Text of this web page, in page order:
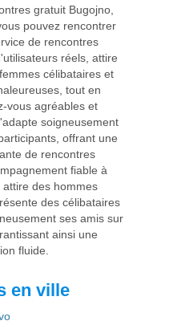
gratuit Bugojno,
pouvez rencontrer
de rencontres
réels, attire
célibataires et
tout en
vous agréables et
soigneusement
offrant une
de rencontres
fiable à
des hommes
des célibataires
ses amis sur
ainsi une
fluide.
en ville